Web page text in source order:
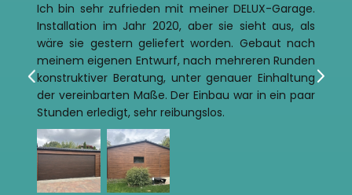
Ich bin sehr zufrieden mit meiner DELUX-Garage.
Installation im Jahr 2020, aber sie sieht aus, als
wäre sie gestern geliefert worden. Gebaut nach
meinem eigenen Entwurf, nach mehreren Runden
konstruktiver Beratung, unter genauer Einhaltung
der vereinbarten Maße. Der Einbau war in ein paar
Stunden erledigt, sehr reibungslos.